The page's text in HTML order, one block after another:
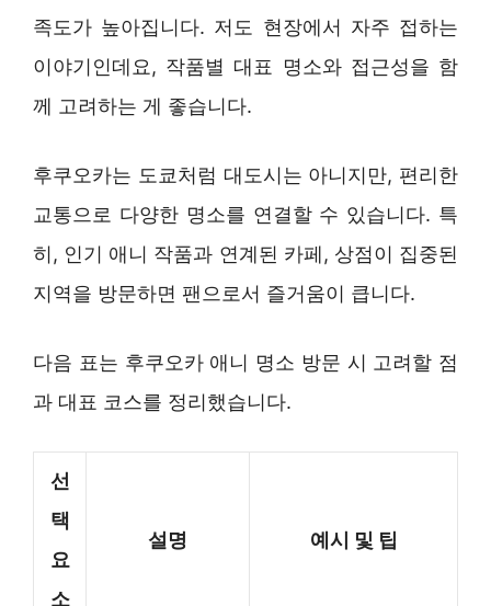
족도가 높아집니다. 저도 현장에서 자주 접하는
이야기인데요, 작품별 대표 명소와 접근성을 함
께 고려하는 게 좋습니다.
후쿠오카는 도쿄처럼 대도시는 아니지만, 편리한
교통으로 다양한 명소를 연결할 수 있습니다. 특
히, 인기 애니 작품과 연계된 카페, 상점이 집중된
지역을 방문하면 팬으로서 즐거움이 큽니다.
다음 표는 후쿠오카 애니 명소 방문 시 고려할 점
과 대표 코스를 정리했습니다.
선
택
요
소
설명 예시 및 팁